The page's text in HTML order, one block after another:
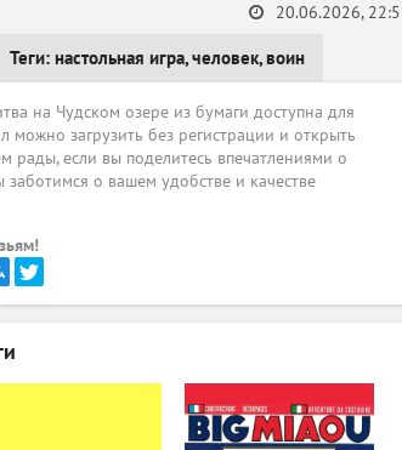
Теги: настольная игра,человек,воин
20.06.2026,
на Чудском озере из бумаги доступна для
можно загрузить без регистрации и открыть
рады, если вы поделитесь впечатлениями о
о вашем удобстве и качестве